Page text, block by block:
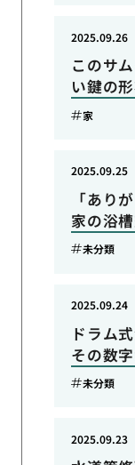
このサ
い鍵の
2025.09.26
家
「あり
家の浴
2025.09.25
未分類
ドラム
その数
2025.09.24
未分類
2025.09.23